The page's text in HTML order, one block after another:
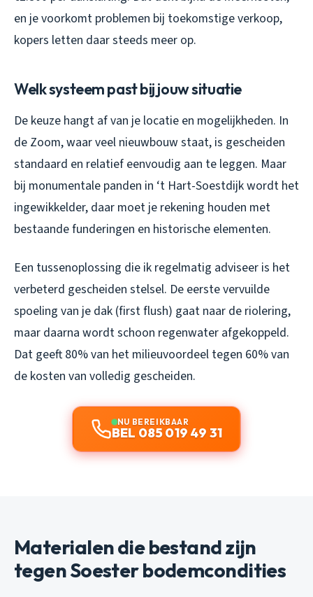
en je voorkomt problemen bij toekomstige verkoop,
kopers letten daar steeds meer op.
Welk systeem past bij jouw situatie
De keuze hangt af van je locatie en mogelijkheden. In
de Zoom, waar veel nieuwbouw staat, is gescheiden
standaard en relatief eenvoudig aan te leggen. Maar
bij monumentale panden in ‘t Hart-Soestdijk wordt het
ingewikkelder, daar moet je rekening houden met
bestaande funderingen en historische elementen.
Een tussenoplossing die ik regelmatig adviseer is het
verbeterd gescheiden stelsel. De eerste vervuilde
spoeling van je dak (first flush) gaat naar de riolering,
maar daarna wordt schoon regenwater afgekoppeld.
Dat geeft 80% van het milieuvoordeel tegen 60% van
de kosten van volledig gescheiden.
NU BEREIKBAAR
BEL 085 019 49 31
Materialen die bestand zijn
tegen Soester bodemcondities